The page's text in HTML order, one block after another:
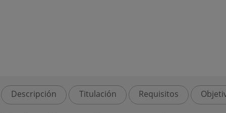
Descripción Titulación Requisitos